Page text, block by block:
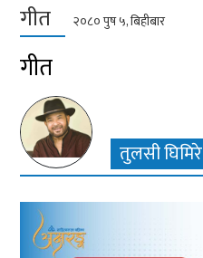
गीत २०८० पुष ५, बिहीबार
गीत
तुलसी घिमिरे